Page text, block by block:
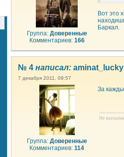
Группа: Доверенные
Комментариев: 166
Вот это
Баркал.
№ 4 написал: aminat_lucky
7 декабря 2011, 09:57
Группа: Доверенные
Комментариев: 114
За
Не